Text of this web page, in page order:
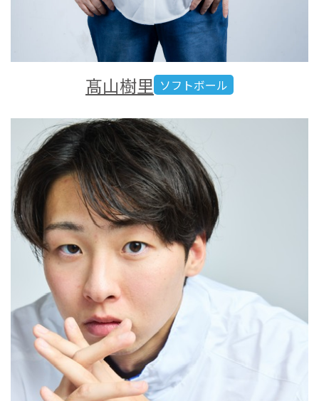
髙山樹里 ソフトボール